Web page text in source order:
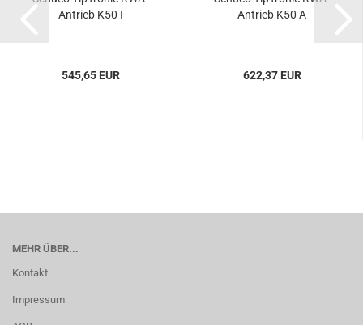
An­trieb K50 I
545,65 EUR
An­trieb K50 A
622,37 EUR
MEHR ÜBER...
Kontakt
Impressum